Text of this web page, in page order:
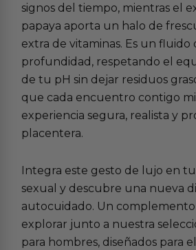
signos del tiempo, mientras el
papaya aporta un halo de
extra de vitaminas. Es un fluido
profundidad, respetando el
de tu pH sin dejar residuos
que cada encuentro contigo
experiencia segura, realista y
placentera.
Integra este gesto de lujo en
sexual y descubre una nueva
autocuidado. Un complemento
explorar junto a nuestra
para hombres, diseñados para